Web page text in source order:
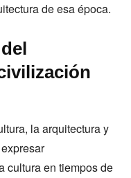
de esa época.
la arquitectura y
cultura en tiempos de